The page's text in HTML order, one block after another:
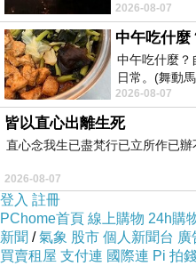
2026-08-07
中午吃什麼？
日常。(舞動
當？麵？還是
2026-08-07
皆以直心出離生死
直心念我生已盡梵行已立所作已辦
2026-08-07
登入 註冊
PChome首頁 線上購物 24h購
新聞 /氣象 股市 個人新聞台 廣
買賣租屋 支付連 國際連 Pi 拍